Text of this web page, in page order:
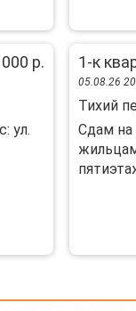
р.
ул.
1-к
05.08.26
Тихий
Сдам на